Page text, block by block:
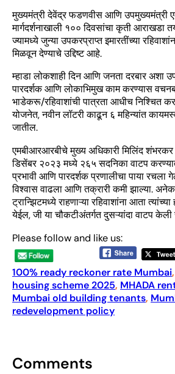
मुख्यमंत्री देवेंद्र फडणवीस आणि उपमुख्यमंत्री
मार्गदर्शनाखाली १०० दिवसांचा कृती
ज्यामध्ये जुन्या उपकरप्राप्त इमारतींच्या
मिळवून देण्याचे उद्दिष्ट आहे.
म्हाडा लोकशाही दिन आणि जनता दरबार अशा
पारदर्शक आणि लोकाभिमुख काम करण्यास
भाडेकरू/रहिवाशांची पात्रता आधीच निश्चित
योजनेत, नवीन लॉटरी काढून ६ महिन्यांत
जातील.
एमबीआरआरबीचे मुख्य अधिकारी मिलिंद शंभरकर
डिसेंबर २०२३ मध्ये २६५ सदनिका वाटप
प्रभावी आणि पारदर्शक प्रणालीचा पाया रचला
विश्वास वाढला आणि तक्रारी कमी झाल्या.
ट्रान्झिटमध्ये राहणाऱ्या रहिवाशांना आता
येईल, जी या चौकटीअंतर्गत दुसऱ्यांदा वाटप
Please follow and like us:
100% ready reckoner rate Mumbai,
housing scheme 2025, MHADA
Mumbai old building tenants,
redevelopment policy
Comments